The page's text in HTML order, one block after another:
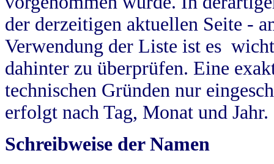
der derzeitigen aktuellen Seite -
Verwendung der Liste ist es
dahinter zu überprüfen. Eine
technischen Gründen nur
erfolgt nach Tag, Monat und Jahr.
Schreibweise der Namen